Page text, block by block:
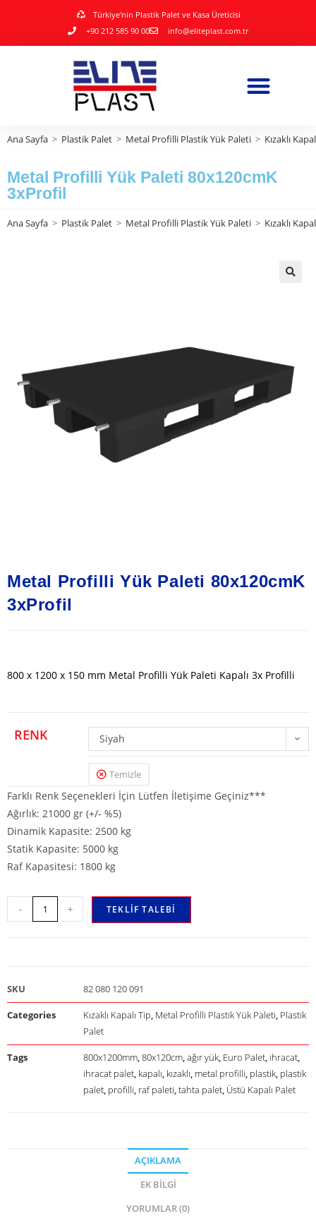
Türkiye'nin Plastik Palet ve Kasa Üreticisi
+90 212 585 90 00
info@eliteplast.com.tr
Ana Sayfa > Plastik Palet > Metal Profilli Plastik Yük Paleti > Kızaklı
Metal Profilli Yük Paleti 80x120cmK
3xProfil
Ana Sayfa > Plastik Palet > Metal Profilli Plastik Yük Paleti > Kızaklı
Metal Profilli Yük Paleti 80x120cmK
3xProfil
800 x 1200 x 150 mm Metal Profilli Yük Paleti Kapalı 3x Profilli
RENK Siyah
Temizle
Farklı Renk Seçenekleri İçin Lütfen İletişime Geçiniz***
Ağırlık: 21000 gr (+/- %5)
Dinamik Kapasite: 2500 kg
Statik Kapasite: 5000 kg
Raf Kapasitesi: 1800 kg
- + TEKLIF TALEBI
SKU 82 080 120 091
Categories Kızaklı Kapalı Tip, Metal Profilli Plastik Yük Paleti, Plastik
Palet
Tags 800x1200mm,80x120cm,ağır yük, Euro Palet, ihracat,
ihracat palet, kapalı, kızaklı, metal profilli, plastik, plastik
palet, profilli, raf paleti,tahta palet, Üstü Kapalı Palet
AÇIKLAMA
EK BILGI
YORUMLAR (0)